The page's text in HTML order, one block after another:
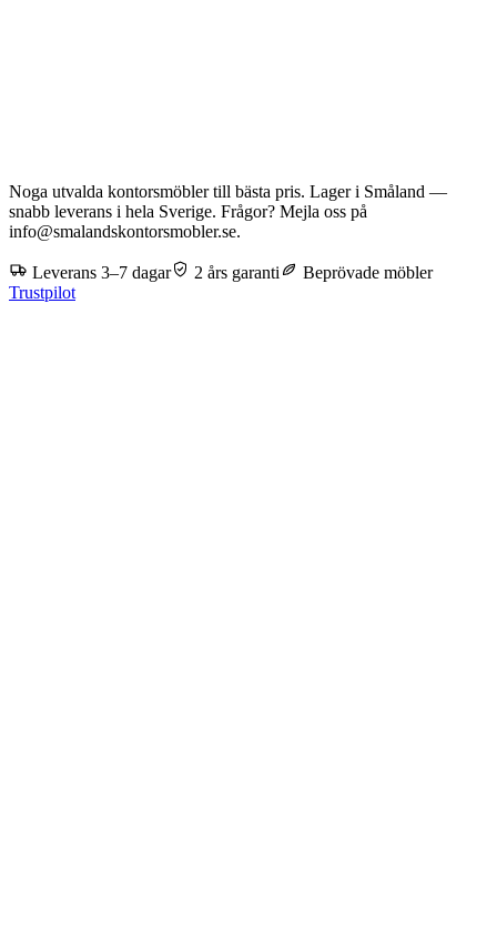
Noga utvalda kontorsmöbler till bästa pris. Lager i Småland —
snabb leverans i hela Sverige. Frågor? Mejla oss på
info@smalandskontorsmobler.se.
Leverans 3–7 dagar 2 års garanti
Beprövade möbler
Trustpilot